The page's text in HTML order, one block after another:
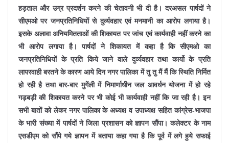
हड़ताल और उग्र प्रदर्शन करने की चेतावनी भी दी है। दरअसल पार्षदों ने
सीएमओ पर जनप्रतिनिधियों से दुर्व्यवहार एवं मनमानी का आरोप लगाया है।
इसके अलावा अनियमितताओं की शिकायत पर जांच एवं कार्यवाही नहीं करने का
भी आरोप लगाया है। पार्षदों ने शिकायत में कहा है कि सीएमओ का
जनप्रतिनिधियों के प्रति किये जाने वाले दुर्व्यवहार तथा कार्यो के प्रति
लापरवाही बरतने के कारण आये दिन नगर पालिका में तु तु मैं मैं कि स्थिति निर्मित
हो रही है तथा बार-बार मुगेंली में निमार्णाधीन जल आवर्धन योजना में हो रहे
गड़बड़ी की शिकायत करने पर भी कोई भी कार्यवाही नहीं कि जा रही है। इन
सभी बातों को लेकर नगर पालिका के अध्यक्ष व उपाध्यक्ष सहित कांग्रेस-भाजपा
के भारी संख्या में पार्षदों ने जिला प्रशासन को ज्ञापन सौंपा। कलेक्टर के नाम
एसडीएम को सौंपे गये ज्ञापन में बताया कहा गया है कि पूर्व में लगे हुये सफाई